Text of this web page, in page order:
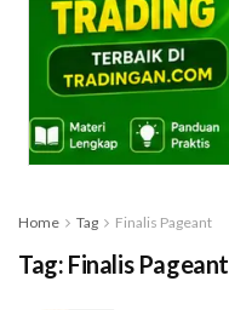
Home Tag Finalis Pageant
Tag: Finalis Pageant